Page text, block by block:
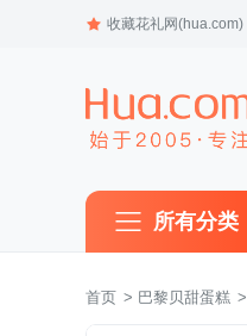
收藏花礼网(hua.com)
所有分类
首页 > 巴黎贝甜蛋糕